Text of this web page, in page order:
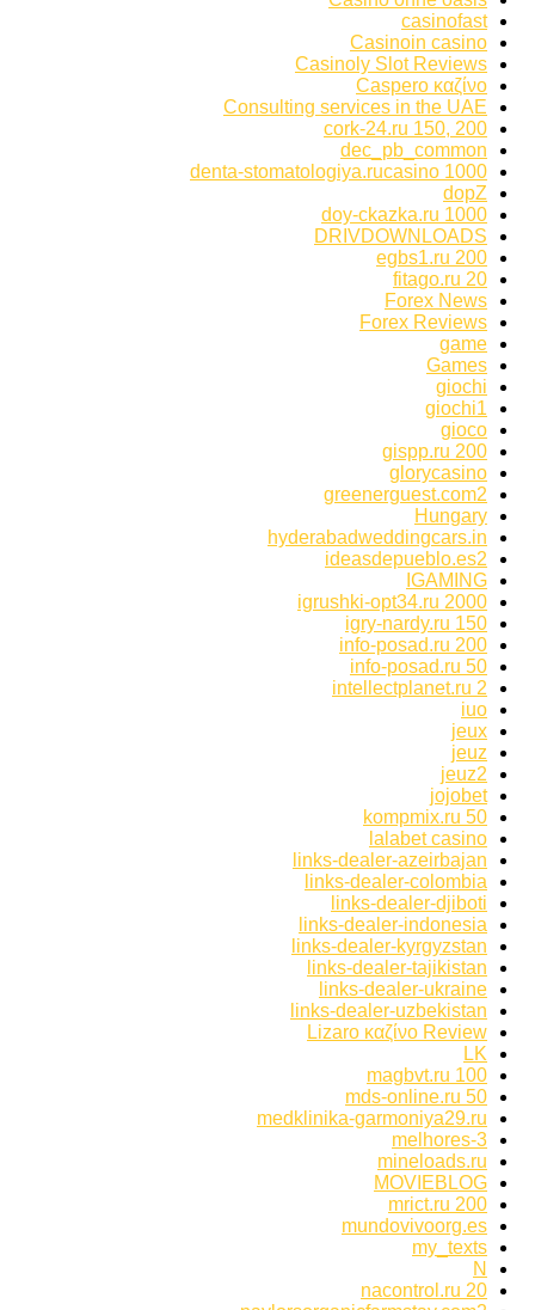
casinofast
Casinoin casino
Casinoly Slot Reviews
Caspero καζίνο
Consulting services in the UAE
cork-24.ru 150, 200
dec_pb_common
denta-stomatologiya.rucasino 1000
dopZ
doy-ckazka.ru 1000
DRIVDOWNLOADS
egbs1.ru 200
fitago.ru 20
Forex News
Forex Reviews
game
Games
giochi
giochi1
gioco
gispp.ru 200
glorycasino
greenerguest.com2
Hungary
hyderabadweddingcars.in
ideasdepueblo.es2
IGAMING
igrushki-opt34.ru 2000
igry-nardy.ru 150
info-posad.ru 200
info-posad.ru 50
intellectplanet.ru 2
iuo
jeux
jeuz
jeuz2
jojobet
kompmix.ru 50
lalabet casino
links-dealer-azeirbajan
links-dealer-colombia
links-dealer-djiboti
links-dealer-indonesia
links-dealer-kyrgyzstan
links-dealer-tajikistan
links-dealer-ukraine
links-dealer-uzbekistan
Lizaro καζίνο Review
LK
magbvt.ru 100
mds-online.ru 50
medklinika-garmoniya29.ru
melhores-3
mineloads.ru
MOVIEBLOG
mrict.ru 200
mundovivoorg.es
my_texts
N
nacontrol.ru 20